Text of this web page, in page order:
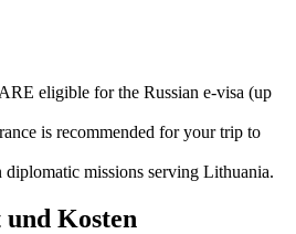
eligible for the Russian e-visa (up
is recommended for your trip to
diplomatic missions serving Lithuania.
Kosten